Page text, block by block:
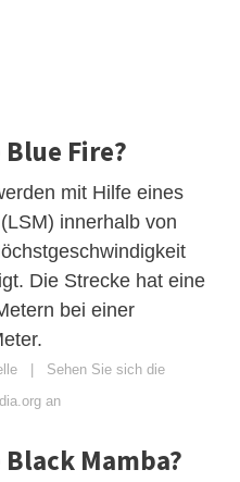
Fire?
mit Hilfe eines
innerhalb von
Die Strecke hat eine
bei einer
| Sehen Sie sich die
an
Mamba?